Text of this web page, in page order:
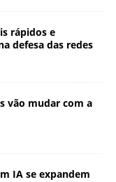
rápidos e
defesa das redes
vão mudar com a
IA se expandem